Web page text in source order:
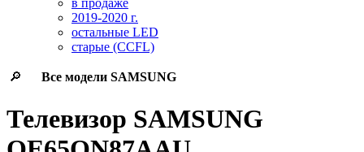
в продаже
2019-2020 г.
остальные LED
старые (CCFL)
🔎 Все модели SAMSUNG
Телевизор SAMSUNG